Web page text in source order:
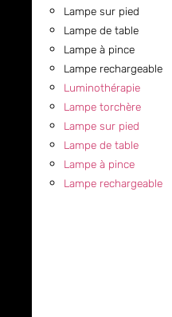
Lampe sur pied
Lampe de table
Lampe à pince
Lampe rechargeable
Luminothérapie
Lampe torchère
Lampe sur pied
Lampe de table
Lampe à pince
Lampe rechargeable